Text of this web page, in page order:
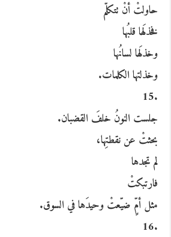
حاولتْ أنْ تتكلّم
فخذلَها قلبُها
وخذلَها لسانُها
وخذلتها الكلمات.
.15
جلست النونُ خلفَ القضبان.
بحثتْ عن نقطتِها،
لم تجدها
فارتبكتْ
مثل أمٍّ ضيّعتْ وحيدَها في السوق.
.16